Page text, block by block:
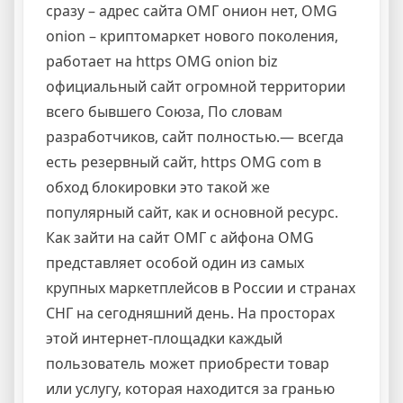
сразу – адрес сайта ОМГ онион нет, OMG
onion – криптомаркет нового поколения,
работает на https OMG onion biz
официальный сайт огромной территории
всего бывшего Союза, По словам
разработчиков, сайт полностью.— всегда
есть резервный сайт, https OMG com в
обход блокировки это такой же
популярный сайт, как и основной ресурс.
Как зайти на сайт ОМГ с айфона OMG
представляет особой один из самых
крупных маркетплейсов в России и странах
СНГ на сегодняшний день. На просторах
этой интернет-площадки каждый
пользователь может приобрести товар
или услугу, которая находится за гранью